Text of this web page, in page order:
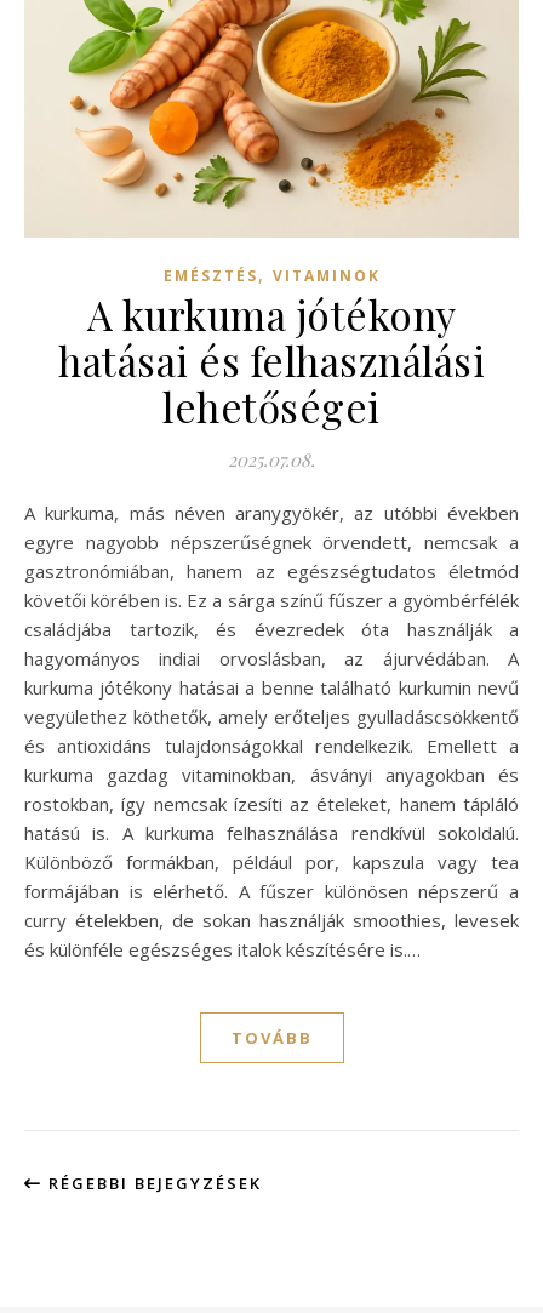
EMÉSZTÉS, VITAMINOK
A kurkuma jótékony
hatásai és felhasználási
lehetőségei
2025.07.08.
A kurkuma, más néven aranygyökér, az utóbbi években
egyre nagyobb népszerűségnek örvendett, nemcsak a
gasztronómiában, hanem az egészségtudatos életmód
követői körében is. Ez a sárga színű fűszer a gyömbérfélék
családjába tartozik, és évezredek óta használják a
hagyományos indiai orvoslásban, az ájurvédában. A
kurkuma jótékony hatásai a benne található kurkumin nevű
vegyülethez köthetők, amely erőteljes gyulladáscsökkentő
és antioxidáns tulajdonságokkal rendelkezik. Emellett a
kurkuma gazdag vitaminokban, ásványi anyagokban és
rostokban, így nemcsak ízesíti az ételeket, hanem tápláló
hatású is. A kurkuma felhasználása rendkívül sokoldalú.
Különböző formákban, például por, kapszula vagy tea
formájában is elérhető. A fűszer különösen népszerű a
curry ételekben, de sokan használják smoothies, levesek
és különféle egészséges italok készítésére is.…
TOVÁBB
RÉGEBBI BEJEGYZÉSEK